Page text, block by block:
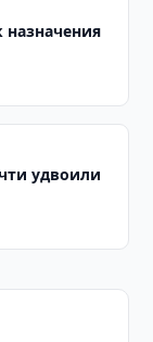
назначения
удвоили